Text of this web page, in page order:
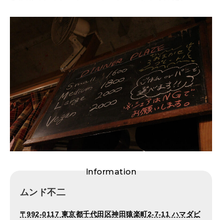
Information
ムンド不二
〒992-0117 東京都千代田区神田猿楽町2-7-11 ハマダビ